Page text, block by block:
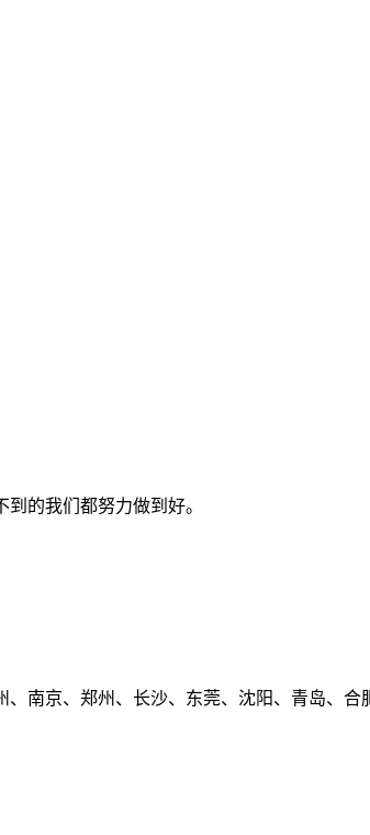
的我们都努力做到好。
南京、郑州、长沙、东莞、沈阳、青岛、合